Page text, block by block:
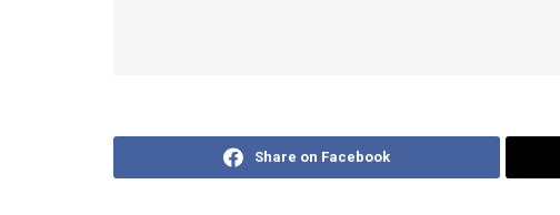
Share on Facebook